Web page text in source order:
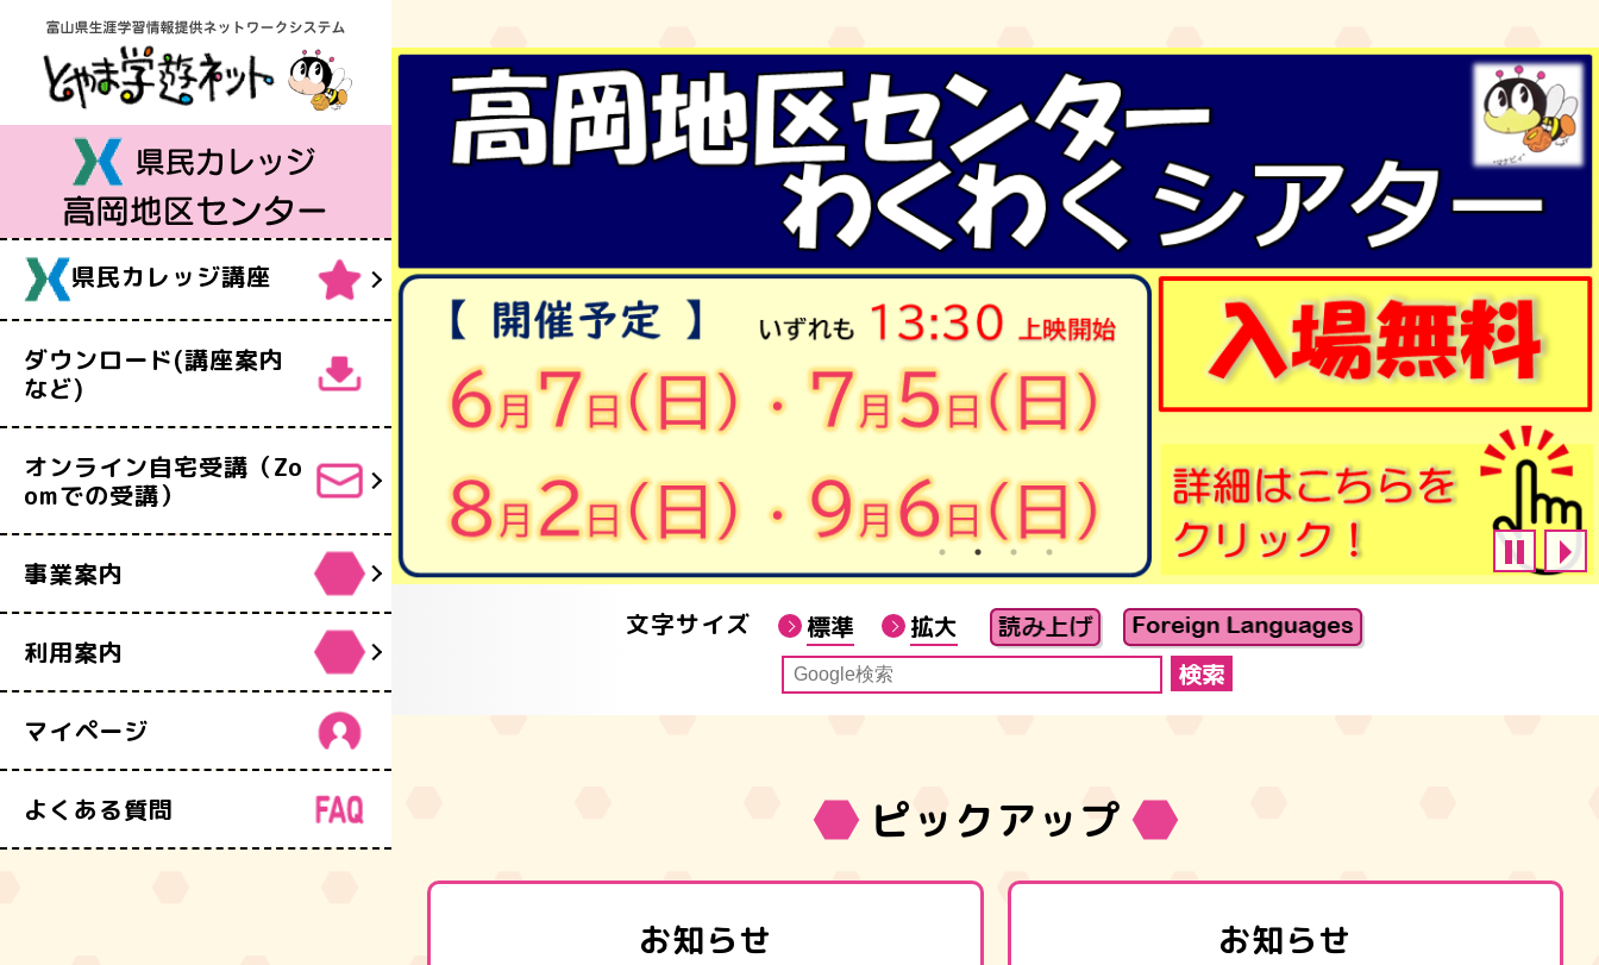
県民カレッジ講座
県民カレッジ主催講座
自遊塾
ダウンロード(講座案内
など)
オンライン自宅受講（Zo
omでの受講）
オンライン自宅受講について（ご案内）
LSC85 人生100年時代「お金と暮らし」に向き合
LSC86 ふるさとゆかりの作家たち オンライン自
宅受講申込
LSC87 ふるさとの祭り～伝統と継承～
事業案内
R8後期 講座案内
R8後期 受講申込・受講手続きの流れ
R8後期 オンライン自宅受講申し込みについて
R8後期 申込方法(高岡地区センター主催講座)
R8後期 申込方法(共学講座)
全体概要
カレッジわくわくシアター
ウイング・ウイング祭
利用案内
利用時間・休所日
交通案内
マイページ
よくある質問
文字サイズ 標準 拡大
ピックアップ
お知らせ お知らせ